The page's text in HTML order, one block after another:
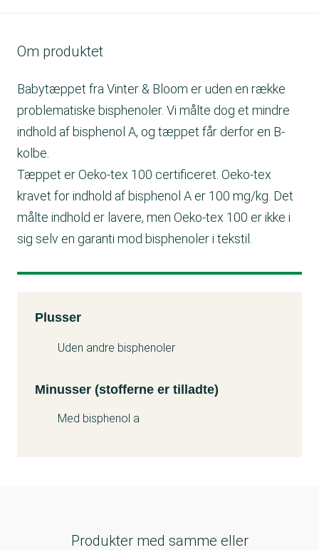
Om produktet
Babytæppet fra Vinter & Bloom er uden en række
problematiske bisphenoler. Vi målte dog et mindre
indhold af bisphenol A, og tæppet får derfor en B-
kolbe.
Tæppet er Oeko-tex 100 certificeret. Oeko-tex
kravet for indhold af bisphenol A er 100 mg/kg. Det
målte indhold er lavere, men Oeko-tex 100 er ikke i
sig selv en garanti mod bisphenoler i tekstil.
Kemitest
Plusser
Uden andre bisphenoler
Minusser (stofferne er tilladte)
Med bisphenol a
Produkter med samme eller